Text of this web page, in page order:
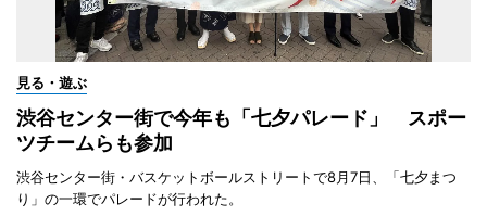
見る・遊ぶ
渋谷センター街で今年も「七夕パレード」 スポー
ツチームらも参加
渋谷センター街・バスケットボールストリートで8月7日、「七夕まつ
り」の一環でパレードが行われた。